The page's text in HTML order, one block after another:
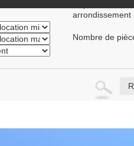
arrondissement
Nombre de